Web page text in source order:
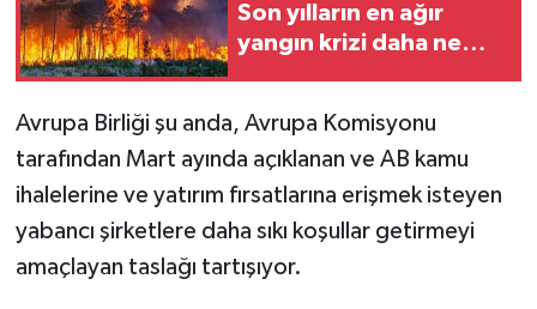
Son yılların en ağır
yangın krizi daha ne
Avrupa Birliği şu anda, Avrupa Komisyonu
tarafından Mart ayında açıklanan ve AB kamu
ihalelerine ve yatırım fırsatlarına erişmek isteyen
yabancı şirketlere daha sıkı koşullar getirmeyi
amaçlayan taslağı tartışıyor.